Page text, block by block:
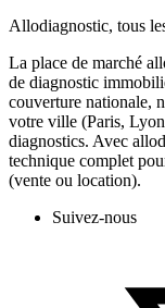
Allodiagnostic, tous
La place de marché
de diagnostic
couverture nationale,
votre ville (Paris,
diagnostics. Avec
technique complet
(vente ou location).
Suivez-nous